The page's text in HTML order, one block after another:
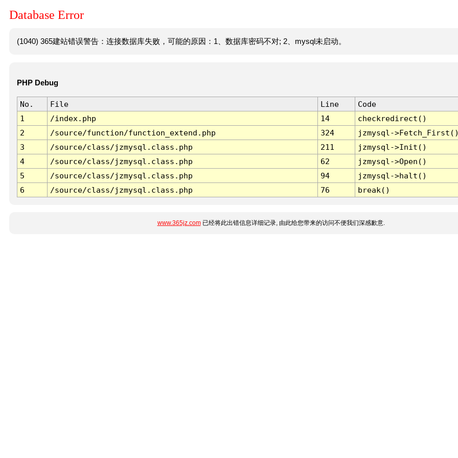
Database Error
(1040) 365建站错误警告：连接数据库失败，可能的原因：1、数据库密码不对; 2、mysql未启动。
PHP Debug
No. File Line
Code
1
/index.php 14
checkredirect()
2
/source/function/function_extend.php 324
jzmysql-
3
/source/class/jzmysql.class.php 211
jzmysql->Init()
4
/source/class/jzmysql.class.php 62
jzmysql->Open()
5
/source/class/jzmysql.class.php 94
jzmysql->halt()
6
/source/class/jzmysql.class.php 76 break()
www.365jz.com已经将此出错信息详细记录, 由此给您带来的访问不便我们深感歉意.